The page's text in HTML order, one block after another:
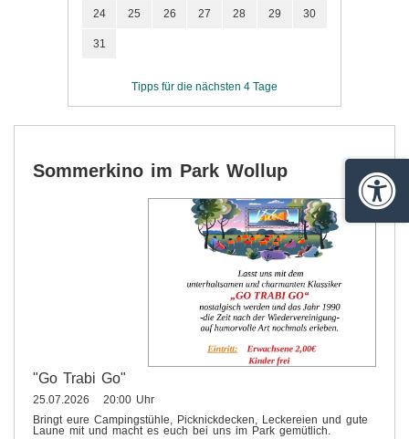
24 25 26 27 28 29 30
31
Tipps für die nächsten 4 Tage
Sommerkino im Park Wollup
"Go Trabi Go"
25.07.2026 20:00 Uhr
Bringt eure Campingstühle, Picknickdecken, Leckereien und gute
Laune mit und macht es euch bei uns im Park gemütlich.